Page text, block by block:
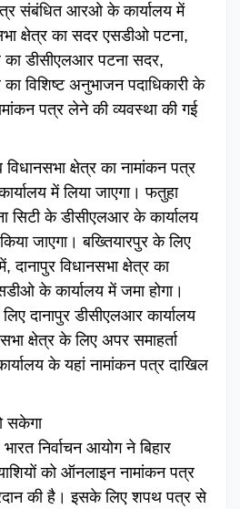
संबंधित आरओ के कार्यालय में
क्षेत्र का सदर एसडीओ पटना,
का डीसीएलआर पटना सदर,
का विशिष्ट अनुभाजन पदाधिकारी के
पत्र लेने की व्यवस्था की गई
विधानसभा क्षेत्र का नामांकन पत्र
में लिया जाएगा। फतुहा
सिटी के डीसीएलआर के कार्यालय
जाएगा। बख्तियारपुर के लिए
दानापुर विधानसभा क्षेत्र का
के कार्यालय में जमा होगा।
दानापुर डीसीएलआर कार्यालय
क्षेत्र के लिए अपर समाहर्ता
के यहां नामांकन पत्र दाखिल
सकेगा
निर्वाचन आयोग ने बिहार
को ऑनलाइन नामांकन पत्र
की है। इसके लिए शपथ पत्र से